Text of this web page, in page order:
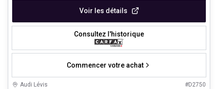
Voir les détails
Consultez l'historique
Commencer votre achat
Audi Lévis #D2750